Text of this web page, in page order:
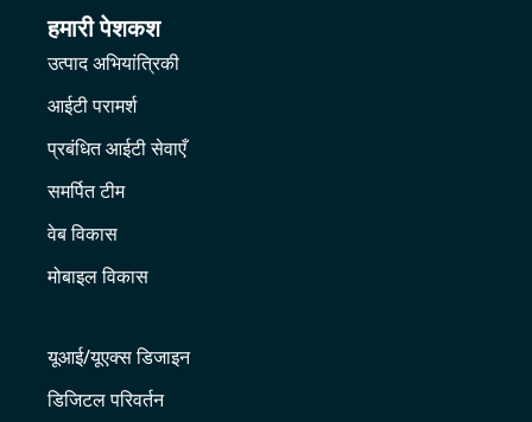
हमारी पेशकश
उत्पाद अभियांत्रिकी
आईटी परामर्श
प्रबंधित आईटी सेवाएँ
समर्पित टीम
वेब विकास
मोबाइल विकास
यूआई/यूएक्स डिजाइन
डिजिटल परिवर्तन